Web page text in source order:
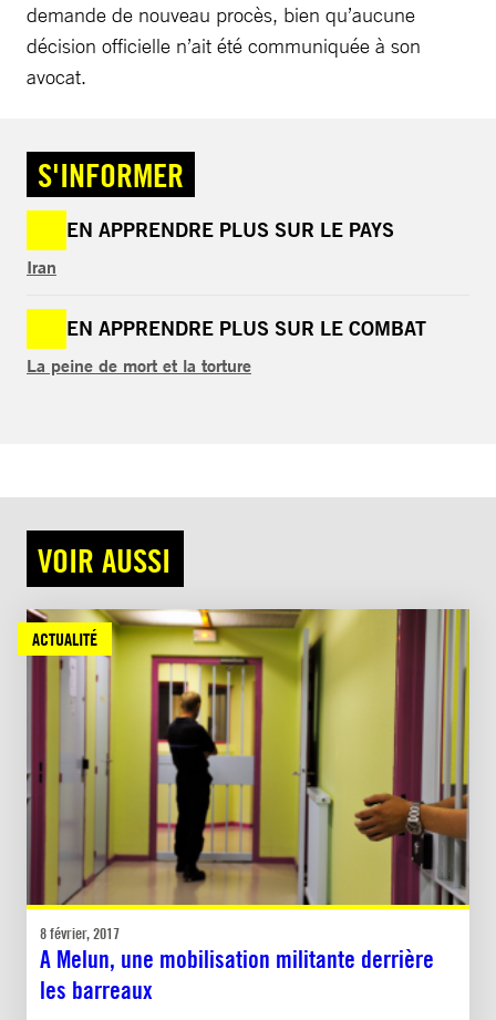
demande de nouveau procès, bien qu’aucune
décision officielle n’ait été communiquée à son
avocat.
S'INFORMER
EN APPRENDRE PLUS SUR LE PAYS
Iran
EN APPRENDRE PLUS SUR LE COMBAT
La peine de mort et la torture
VOIR AUSSI
ACTUALITÉ
8 février, 2017
A Melun, une mobilisation militante derrière
les barreaux